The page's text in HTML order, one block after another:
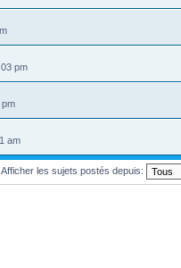
pm
pm
am
Afficher les sujets postés depuis: